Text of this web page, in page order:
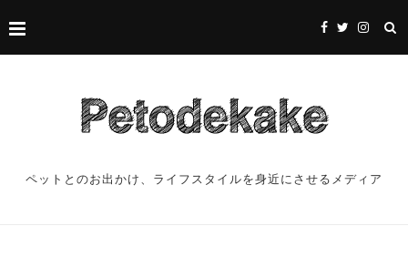
ペットとのお出かけ、ライフスタイルを身近にさせるメディア